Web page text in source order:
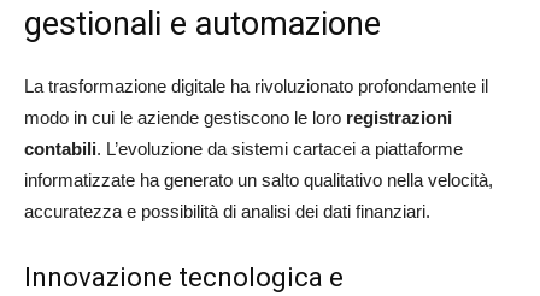
gestionali e automazione
La trasformazione digitale ha rivoluzionato profondamente il
modo in cui le aziende gestiscono le loro registrazioni
contabili. L’evoluzione da sistemi cartacei a piattaforme
informatizzate ha generato un salto qualitativo nella velocità,
accuratezza e possibilità di analisi dei dati finanziari.
Innovazione tecnologica e